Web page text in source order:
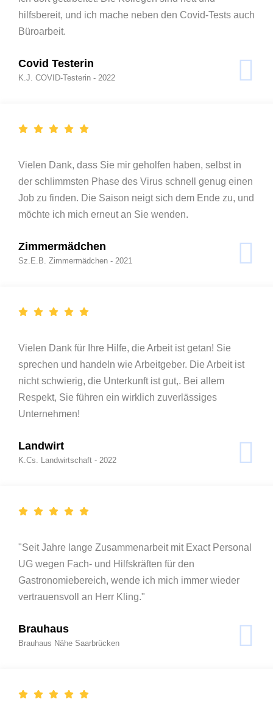
hilfsbereit, und ich mache neben den Covid-Tests auch
Büroarbeit.
Covid Testerin
K.J. COVID-Testerin - 2022
Vielen Dank, dass Sie mir geholfen haben, selbst in
der schlimmsten Phase des Virus schnell genug einen
Job zu finden. Die Saison neigt sich dem Ende zu, und
möchte ich mich erneut an Sie wenden.
Zimmermädchen
Sz.E.B. Zimmermädchen - 2021
Vielen Dank für Ihre Hilfe, die Arbeit ist getan! Sie
sprechen und handeln wie Arbeitgeber. Die Arbeit ist
nicht schwierig, die Unterkunft ist gut,. Bei allem
Respekt, Sie führen ein wirklich zuverlässiges
Unternehmen!
Landwirt
K.Cs. Landwirtschaft - 2022
"Seit Jahre lange Zusammenarbeit mit Exact Personal
UG wegen Fach- und Hilfskräften für den
Gastronomiebereich, wende ich mich immer wieder
vertrauensvoll an Herr Kling."
Brauhaus
Brauhaus Nähe Saarbrücken